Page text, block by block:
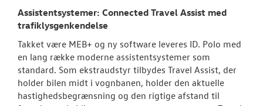
Assistentsystemer: Connected Travel Assist med
trafiklysgenkendelse
Takket være MEB+ og ny software leveres ID. Polo med
en lang række moderne assistentsystemer som
standard. Som ekstraudstyr tilbydes Travel Assist, der
holder bilen midt i vognbanen, holder den aktuelle
hastighedsbegrænsning og den rigtige afstand til